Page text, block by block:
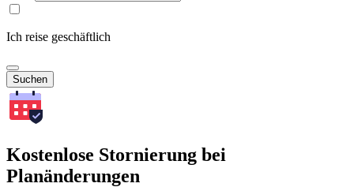
Ich reise geschäftlich
Suchen
Kostenlose Stornierung bei
Planänderungen